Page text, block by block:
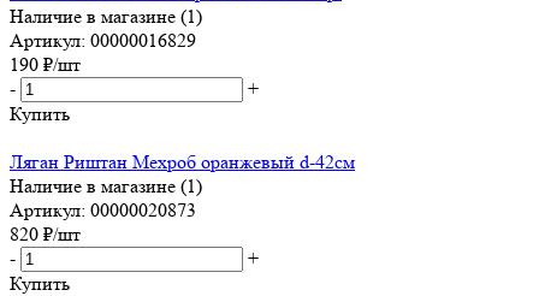
Наличие в магазине (1)
Артикул: 00000016829
190 ₽/шт
-
+
Купить
Ляган Риштан Мехроб оранжевый d-42см
Наличие в магазине (1)
Артикул: 00000020873
820 ₽/шт
-
+
Купить